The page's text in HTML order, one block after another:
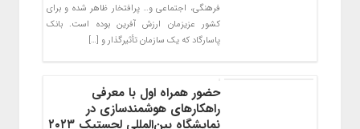
فرهنگی، اجتماعی و… پرافتخار ظاهر شده و برای
کشور عزیزمان ارزش آفرین بوده است. بانک
پاسارگاد که یک سازمان تأثیرگذار و […]
حضور همراه اول با معرفی
راهکارهای هوشمندسازی در